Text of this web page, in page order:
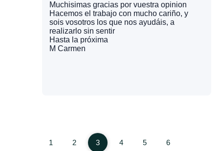
Muchisimas gracias por vuestra opinion
Hacemos el trabajo con mucho cariño, y
sois vosotros los que nos ayudáis, a
realizarlo sin sentir
Hasta la próxima
M Carmen
1 2 3 4 5 6